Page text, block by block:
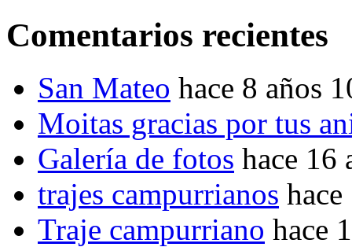
Comentarios recientes
San Mateo hace 8 años
Moitas gracias por tus
Galería de fotos hace 16
trajes campurrianos
Traje campurriano hace